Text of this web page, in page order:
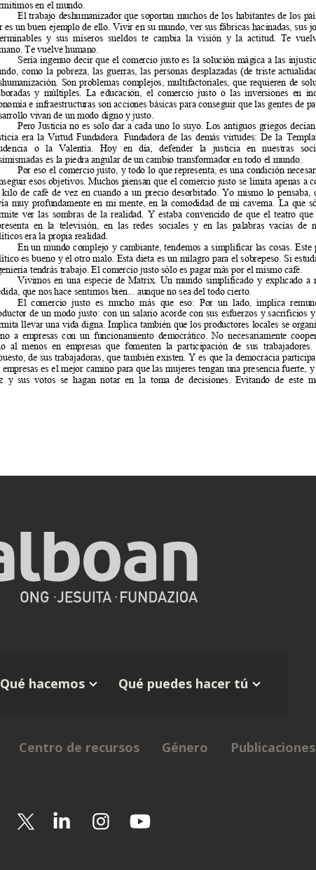
Qué hacemos Qué puedes hacer tú
Centro de recursos Género Publicaciones